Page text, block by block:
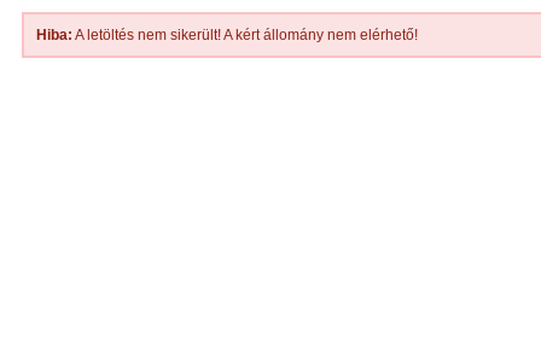
Hiba: A letöltés nem sikerült! A kért állomány nem elérhető!